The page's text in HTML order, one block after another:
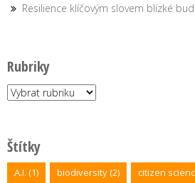
Resilience klíčovým slovem blízké
Rubriky
Rubriky
Štítky
A.I. (1) biodiversity(2) citizen